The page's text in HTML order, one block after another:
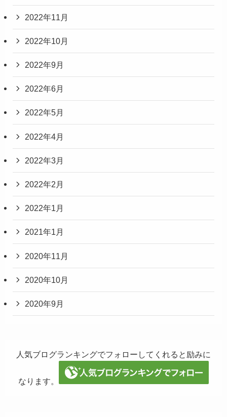
2022年11月
2022年10月
2022年9月
2022年6月
2022年5月
2022年4月
2022年3月
2022年2月
2022年1月
2021年1月
2020年11月
2020年10月
2020年9月
人気ブログランキングでフォローしてくれると励みに
なります。